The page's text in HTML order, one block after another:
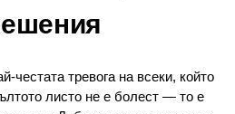
честата тревога на всеки, който
листо не е болест — то е